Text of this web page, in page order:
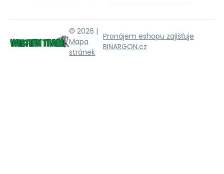
© 2026 |
Mapa
stránek
Pronájem eshopu zajišťuje
BINARGON.cz